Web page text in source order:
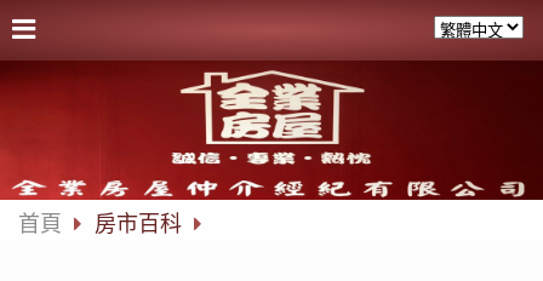
首頁 房市百科